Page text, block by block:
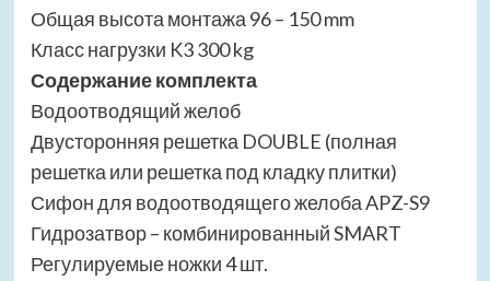
Общая высота монтажа 96 – 150 mm
Класс нагрузки K3 300 kg
Содержание комплекта
Водоотводящий желоб
Двусторонняя решетка DOUBLE (полная
решетка или решетка под кладку плитки)
Сифон для водоотводящего желоба APZ-S9
Гидрозатвор – комбинированный SMART
Регулируемые ножки 4 шт.